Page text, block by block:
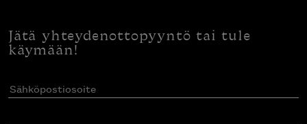
Jätä yhteydenottopyyntö tai tule
käymään!
Sähköpostiosoite(Pakollinen)